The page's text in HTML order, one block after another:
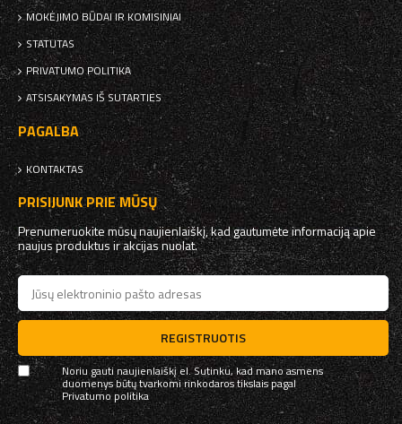
MOKĖJIMO BŪDAI IR KOMISINIAI
STATUTAS
PRIVATUMO POLITIKA
ATSISAKYMAS IŠ SUTARTIES
PAGALBA
KONTAKTAS
PRISIJUNK PRIE MŪSŲ
Prenumeruokite mūsų naujienlaiškį, kad gautumėte informaciją apie
naujus produktus ir akcijas nuolat.
REGISTRUOTIS
Noriu gauti naujienlaiškį el. Sutinku, kad mano asmens
duomenys būtų tvarkomi rinkodaros tikslais pagal
Privatumo politika